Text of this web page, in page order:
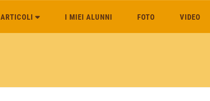
ARTICOLI I MIEI ALUNNI FOTO VIDEO